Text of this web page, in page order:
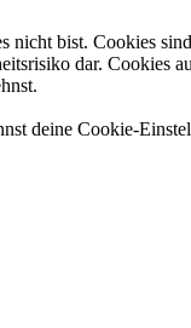
nicht bist. Cookies
dar. Cookies
deine Cookie-